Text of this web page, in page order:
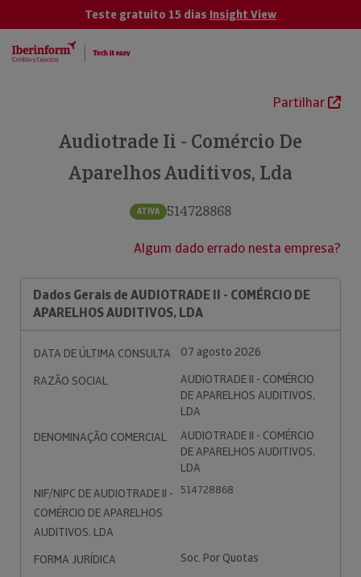
Teste gratuito 15 dias Insight View
Partilhar
Audiotrade Ii - Comércio De
Aparelhos Auditivos, Lda
ATIVA 514728868
Algum dado errado nesta empresa?
Dados Gerais de AUDIOTRADE II - COMÉRCIO DE
APARELHOS AUDITIVOS, LDA
DATA DE ÚLTIMA CONSULTA
07 agosto 2026
RAZÃO SOCIAL
AUDIOTRADE II - COMÉRCIO
DE APARELHOS AUDITIVOS,
LDA
DENOMINAÇÃO COMERCIAL
AUDIOTRADE II - COMÉRCIO
DE APARELHOS AUDITIVOS,
LDA
NIF/NIPC DE AUDIOTRADE II -
COMÉRCIO DE APARELHOS
AUDITIVOS, LDA
514728868
FORMA JURÍDICA
Soc. Por Quotas